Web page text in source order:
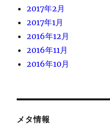
2017年2月
2017年1月
2016年12月
2016年11月
2016年10月
メタ情報